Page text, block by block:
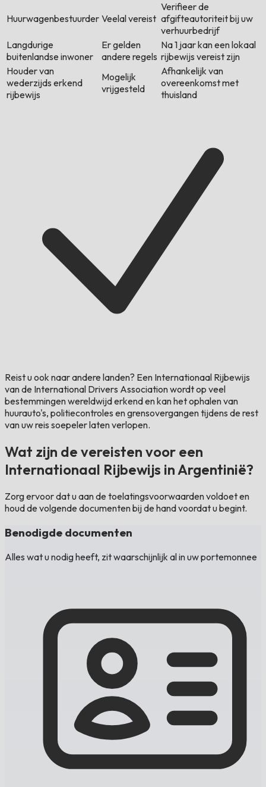
Huurwagenbestuurder Veelal vereist
Verifieer de
afgifteautoriteit bij uw
verhuurbedrijf
Langdurige
buitenlandse inwoner
Er gelden
andere regels
Na 1 jaar kan een lokaal
rijbewijs vereist zijn
Houder van
wederzijds erkend
rijbewijs
Mogelijk
vrijgesteld
Afhankelijk van
overeenkomst met
thuisland
Reist u ook naar andere landen? Een Internationaal Rijbewijs
van de International Drivers Association wordt op veel
bestemmingen wereldwijd erkend en kan het ophalen van
huurauto's, politiecontroles en grensovergangen tijdens de rest
van uw reis soepeler laten verlopen.
Wat zijn de vereisten voor een
Internationaal Rijbewijs in Argentinië?
Zorg ervoor dat u aan de toelatingsvoorwaarden voldoet en
houd de volgende documenten bij de hand voordat u begint.
Benodigde documenten
Alles wat u nodig heeft, zit waarschijnlijk al in uw portemonnee